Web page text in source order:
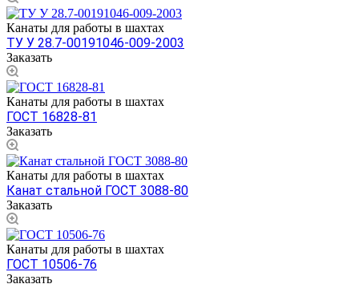
Канаты для работы в шахтах
ТУ У 28.7-00191046-009-2003
Заказать
Канаты для работы в шахтах
ГОСТ 16828-81
Заказать
Канаты для работы в шахтах
Канат стальной ГОСТ 3088-80
Заказать
Канаты для работы в шахтах
ГОСТ 10506-76
Заказать